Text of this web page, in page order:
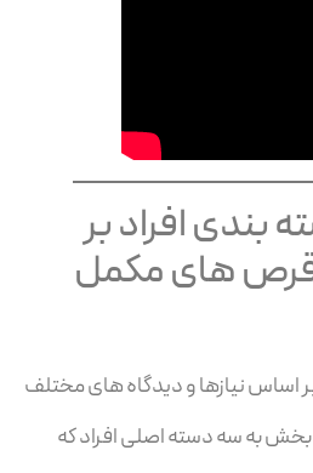
افراد بر
های مکمل
نیازها و دیدگاه های مختلف
به سه دسته اصلی افراد که